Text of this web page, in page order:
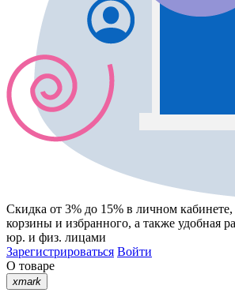
Скидка от 3% до 15% в личном
корзины и избранного, а также удобная
юр. и физ. лицами
Зарегистрироваться Войти
О товаре
xmark